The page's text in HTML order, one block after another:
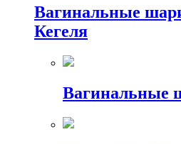
Вагинальные
Кегеля
Вагинальные